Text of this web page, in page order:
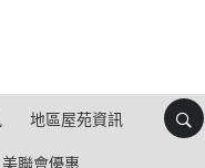
地區屋苑資訊
美聯會優惠